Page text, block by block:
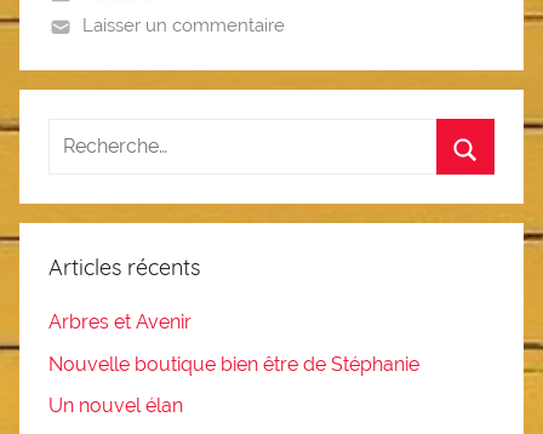
Laisser un commentaire
Articles récents
Arbres et Avenir
Nouvelle boutique bien être de Stéphanie
Un nouvel élan